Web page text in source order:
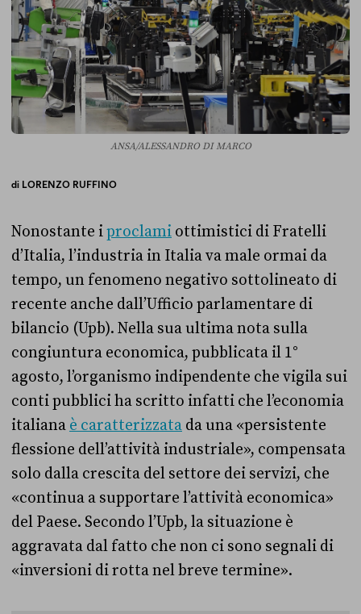
ANSA/ALESSANDRO DI MARCO
di LORENZO RUFFINO
Nonostante iproclami ottimistici di Fratelli
d’Italia, l’industria in Italia va male ormai da
tempo, un fenomeno negativo sottolineato di
recente anche dall’Ufficio parlamentare di
bilancio (Upb). Nella sua ultima nota sulla
congiuntura economica, pubblicata il 1°
agosto, l’organismo indipendente che vigila sui
conti pubblici ha scritto infatti che l’economia
italiana è caratterizzata da una «persistente
flessione dell’attività industriale», compensata
solo dalla crescita del settore dei servizi, che
«continua a supportare l’attività economica»
del Paese. Secondo l’Upb, la situazione è
aggravata dal fatto che non ci sono segnali di
«inversioni di rotta nel breve termine».